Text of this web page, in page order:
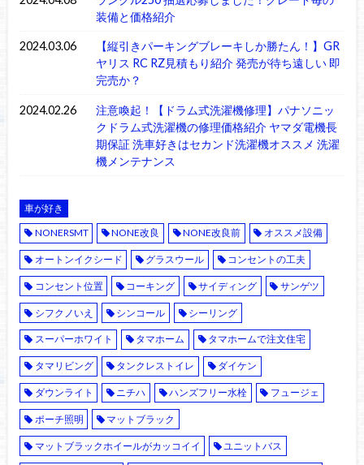
装備と価格紹介
2024.03.06
【縦引きパーキングブレーキしか勝たん！】GR
ヤリス RC RZ見積もり紹介 発売が待ち遠しい 即
完売か？
2024.02.26
注意喚起！【ドラム式洗濯機修理】パナソニッ
クドラム式洗濯機の修理価格紹介 ヤマダ電機長
期保証 洗車好きはセカンド洗濯機オススメ 洗濯
機メンテナンス
車が好き
NONERSMT
NONE改良 NONE改良前 オススメ設備
オートンイクシード グラスウール コンセントの工夫
コンセント位置 コーキング サイディング サンゲツ
シフクノいえ シンコール シーリング
スーパーホワイト タマホーム タマホームで注文住宅
タマリビング タンクレストイレ ダイケン
ダウンライト ニチハ ハンズフリー水栓 フュージェ
ポーチ照明 マットブラック
マットブラックホイールがカッコイイ ユニットバス